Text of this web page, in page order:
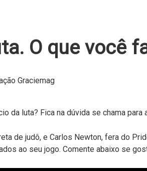
O que você
Graciemag
da luta? Fica na dúvida se chama para
de judô, e Carlos Newton, fera do
ao seu jogo. Comente abaixo se